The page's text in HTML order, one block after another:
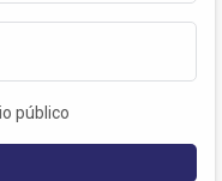
público